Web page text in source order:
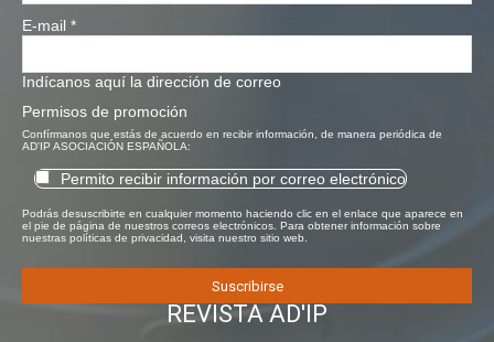
E-mail *
Indícanos aquí la dirección de correo
Permisos de promoción
Confírmanos que estás de acuerdo en recibir información, de manera periódica de
AD'IP ASOCIACIÓN ESPAÑOLA:
Permito recibir información por correo electrónico
Podrás desuscribirte en cualquier momento haciendo clic en el enlace que aparece en
el pie de página de nuestros correos electrónicos. Para obtener información sobre
nuestras políticas de privacidad, visita nuestro sitio web.
REVISTA AD'IP